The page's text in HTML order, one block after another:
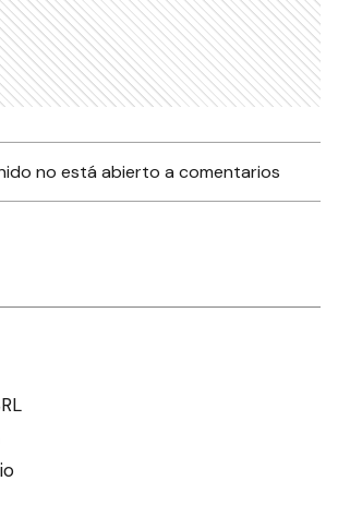
no está abierto a comentarios